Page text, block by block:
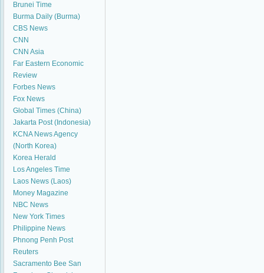
Brunei Time
Burma Daily (Burma)
CBS News
CNN
CNN Asia
Far Eastern Economic
Review
Forbes News
Fox News
Global Times (China)
Jakarta Post (Indonesia)
KCNA News Agency
(North Korea)
Korea Herald
Los Angeles Time
Laos News (Laos)
Money Magazine
NBC News
New York Times
Philippine News
Phnong Penh Post
Reuters
Sacramento Bee San